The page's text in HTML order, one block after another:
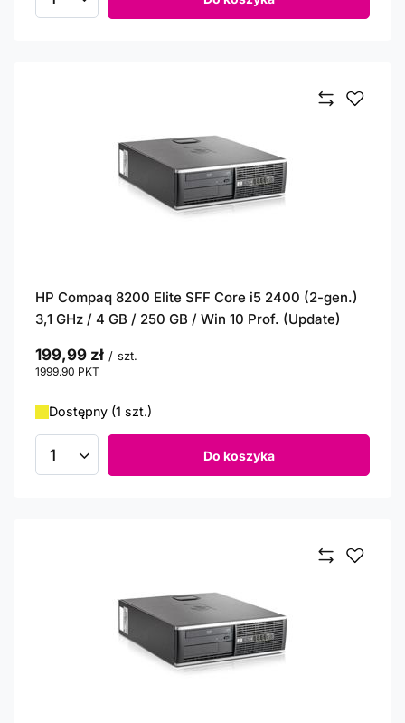
Ilość produktów
HP Compaq 8200 Elite SFF Core i5 2400 (2-gen.)
3,1 GHz / 4 GB / 250 GB / Win 10 Prof. (Update)
199,99 zł / szt.
1999.90 PKT
Dostępny (1 szt.)
Ilość produktów Do koszyka